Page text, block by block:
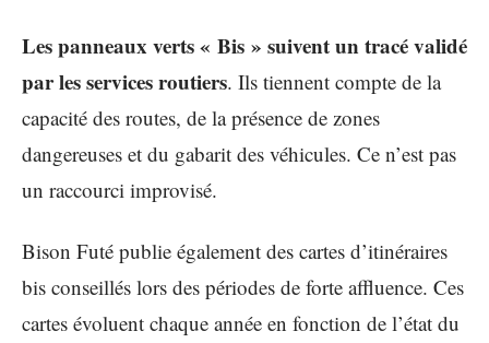
Les panneaux verts « Bis » suivent un tracé validé
par les services routiers. Ils tiennent compte de la
capacité des routes, de la présence de zones
dangereuses et du gabarit des véhicules. Ce n’est pas
un raccourci improvisé.
Bison Futé publie également des cartes d’itinéraires
bis conseillés lors des périodes de forte affluence. Ces
cartes évoluent chaque année en fonction de l’état du